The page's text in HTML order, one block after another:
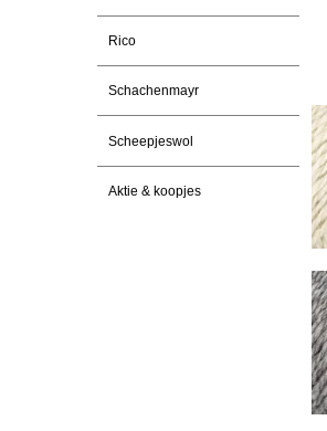
Rico
Schachenmayr
Scheepjeswol
Aktie & koopjes